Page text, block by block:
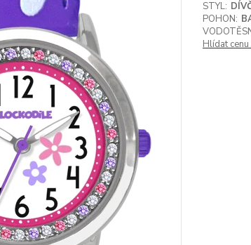
STYL:
POHON:
Hlídat